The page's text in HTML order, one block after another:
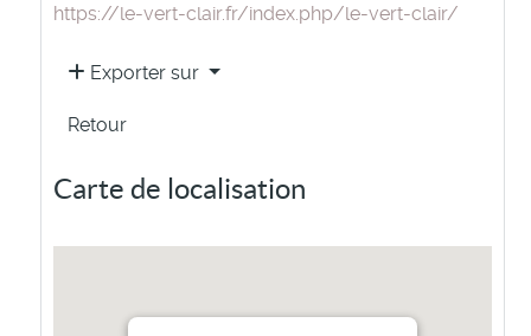
https://le-vert-clair.fr/index.php/le-vert-clair/
Exporter sur
Retour
Carte de localisation